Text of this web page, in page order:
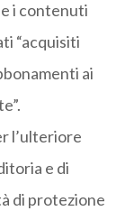
i contenuti
“acquisiti
ai
l’ulteriore
e di
di protezione